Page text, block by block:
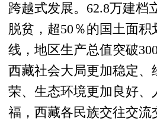
跨越式发展。62.8万建档
脱贫，超50％的国土面积
线，地区生产总值突破
西藏社会大局更加稳定、
荣、生态环境更加良好、
福，西藏各民族交往交流